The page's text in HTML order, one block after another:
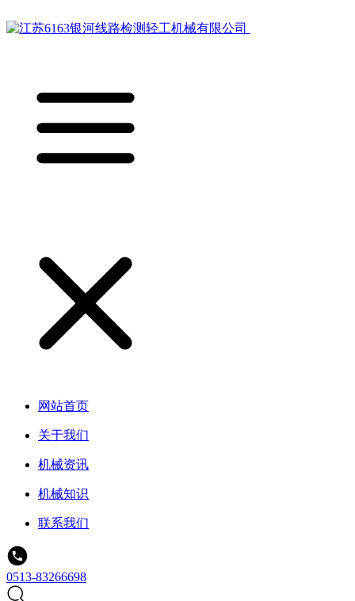
网站首页
关于我们
机械资讯
机械知识
联系我们
0513-83266698